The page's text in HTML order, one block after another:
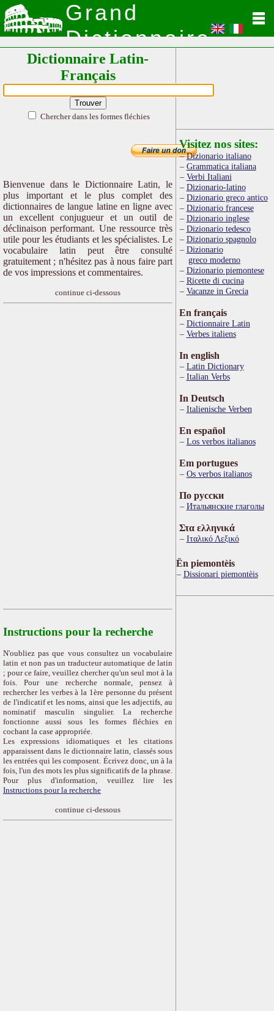
Grand
Dictionnaire
Latin
Dictionnaire Latin-
Français
Chercher dans les formes fléchies
Bienvenue dans le Dictionnaire Latin, le
plus important et le plus complet des
dictionnaires de langue latine en ligne avec
un excellent conjugueur et un outil de
déclinaison performant. Une ressource très
utile pour les étudiants et les spécialistes. Le
vocabulaire latin peut être consulté
gratuitement ; n'hésitez pas à nous faire part
de vos impressions et commentaires.
continue ci-dessous
Instructions pour la recherche
N'oubliez pas que vous consultez un vocabulaire
latin et non pas un traducteur automatique de latin
; pour ce faire, veuillez chercher qu'un seul mot à la
fois. Pour une recherche normale, pensez à
rechercher les verbes à la 1ère personne du présent
de l'indicatif et les noms, ainsi que les adjectifs, au
nominatif masculin singulier. La recherche
fonctionne aussi sous les formes fléchies en
cochant la case appropriée.
Les expressions idiomatiques et les citations
apparaissent dans le dictionnaire latin, classés sous
les entrées qui les composent. Écrivez donc, un à la
fois, l'un des mots les plus significatifs de la phrase.
Pour plus d'information, veuillez lire les
Instructions pour la recherche
continue ci-dessous
Visitez nos sites:
Dizionario italiano
Grammatica italiana
Verbi Italiani
Dizionario-latino
Dizionario greco antico
Dizionario francese
Dizionario inglese
Dizionario tedesco
Dizionario spagnolo
Dizionario
greco moderno
Dizionario piemontese
Ricette di cucina
Vacanze in Grecia
En français
Dictionnaire Latin
Verbes italiens
In english
Latin Dictionary
Italian Verbs
In Deutsch
Italienische Verben
En español
Los verbos italianos
Em portugues
Os verbos italianos
По русски
Итальянские глаголы
Στα ελληνικά
Ιταλικό Λεξικό
Ën piemontèis
Dissionari piemontèis